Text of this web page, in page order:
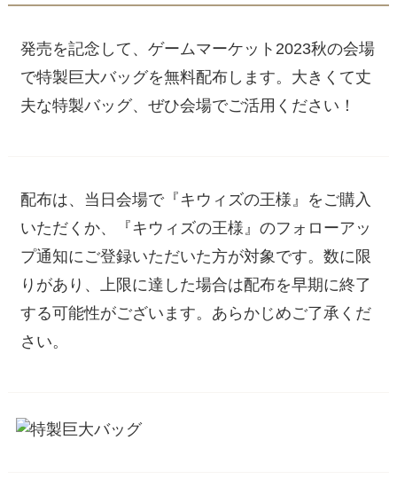
発売を記念して、ゲームマーケット2023秋の会場
で特製巨大バッグを無料配布します。大きくて丈
夫な特製バッグ、ぜひ会場でご活用ください！
配布は、当日会場で『キウィズの王様』をご購入
いただくか、『キウィズの王様』のフォローアッ
プ通知にご登録いただいた方が対象です。数に限
りがあり、上限に達した場合は配布を早期に終了
する可能性がございます。あらかじめご了承くだ
さい。